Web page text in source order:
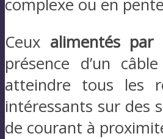
complexe ou en
Ceux alimentés par
présence d’un
atteindre tous les
intéressants sur des
de courant à